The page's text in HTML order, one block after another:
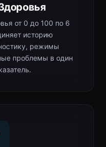
от 0 до 100 по 6
историю
режимы
проблемы в один